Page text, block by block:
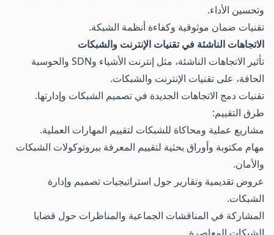
وتحسين الأداء.
تقنيات ضمان موثوقية وكفاءة أنظمة الشبكة.
الاتجاهات الناشئة في تقنيات الإنترنت والشبكات
تأثير الاتجاهات الناشئة، مثل إنترنت الأشياء وSDN والحوسبة
الحافة، على تقنيات الإنترنت والشبكات.
تقنيات دمج الاتجاهات الجديدة في تصميم الشبكات وإدارتها.
طرق التقييم:
مشاريع عملية ومحاكاة للشبكات لتقييم المهارات العملية.
مهام مكتوبة وأوراق بحثية لتقييم المعرفة ببروتوكولات الشبكات
والأمان.
عروض تقديمية وتقارير حول استراتيجيات تصميم وإدارة
الشبكات.
المشاركة في المناقشات الجماعية والمناظرات حول قضايا